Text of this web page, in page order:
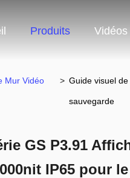
Produits Vidéos
Mur Vidéo > Guide visuel
sauvegarde
GS P3.91
IP65 pour